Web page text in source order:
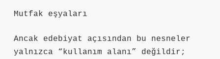
Mutfak eşyaları
Ancak edebiyat açısından bu nesneler
yalnızca “kullanım alanı” değildir;